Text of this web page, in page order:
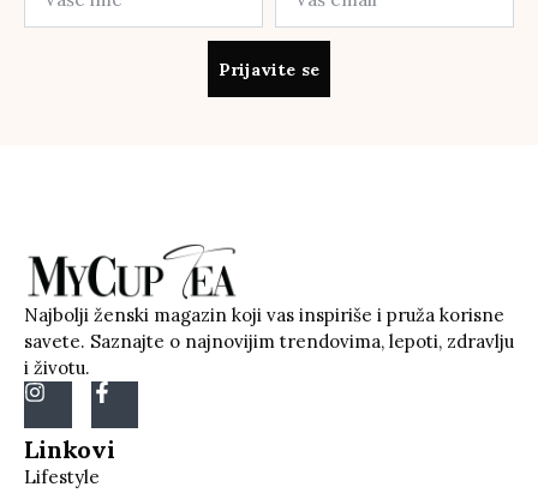
Prijavite se
Najbolji ženski magazin koji vas inspiriše i pruža korisne
savete. Saznajte o najnovijim trendovima, lepoti, zdravlju
i životu.
Linkovi
Lifestyle